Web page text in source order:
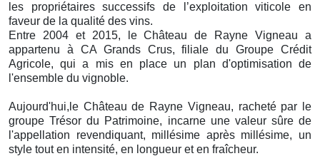
les propriétaires successifs de l’exploitation viticole en
faveur de la qualité des vins.
Entre 2004 et 2015, le Château de Rayne Vigneau a
appartenu à CA Grands Crus, filiale du Groupe Crédit
Agricole, qui a mis en place un plan d'optimisation de
l'ensemble du vignoble.
Aujourd'hui,le Château de Rayne Vigneau, racheté par le
groupe Trésor du Patrimoine, incarne une valeur sûre de
l'appellation revendiquant, millésime après millésime, un
style tout en intensité, en longueur et en fraîcheur.